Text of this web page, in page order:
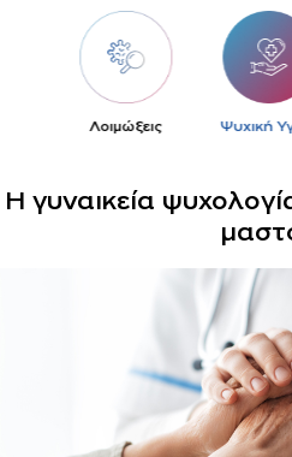
Λοιμώξεις Ψυχική
Η γυναικεία